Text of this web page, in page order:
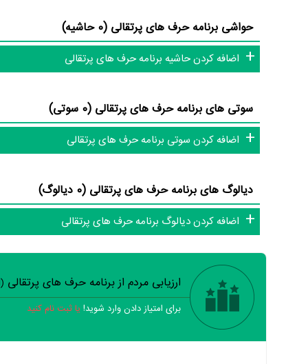
حواشی برنامه حرف های پرتقالی (0 حاشیه)
اضافه کردن حاشیه برنامه حرف های پرتقالی
سوتی های برنامه حرف های پرتقالی (0 سوتی)
اضافه کردن سوتی برنامه حرف های پرتقالی
دیالوگ های برنامه حرف های پرتقالی (0 دیالوگ)
اضافه کردن دیالوگ برنامه حرف های پرتقالی
ارزیابی مردم از برنامه حرف های پرتقالی
برای امتیاز دادن وارد شوید! یا ثبت نام کنید